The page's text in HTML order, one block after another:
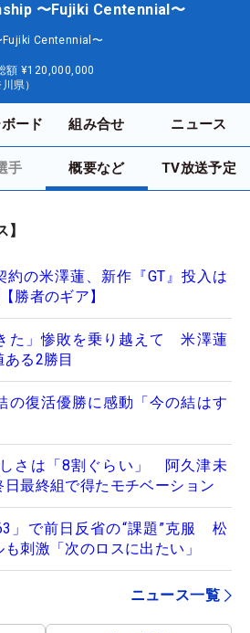
〜Fujiki Centennial〜
Fujiki Centennial〜
額 ¥120,000,000
県）
ード 組み合せ ニュース
手 概要など TV放送予定
約の米澤蓮、新作『GT』投入は
勝者のギア】
た」惨敗を乗り越えて 米澤蓮
る2勝目
の復活優勝に感動「今の結はす
さは「8割ぐらい」 阿久津未
最終組で得たモチベーション
」で前日反省の“課題”克服 松
も刺激「次のロスに出たい」
ニュース一覧